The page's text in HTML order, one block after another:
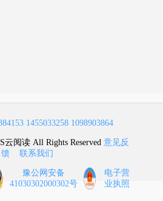
1455033258 1098903864
云阅读 All Rights Reserved 意见反
馈
联系我们
豫公网安备
41030302000302号
电子营
业执照